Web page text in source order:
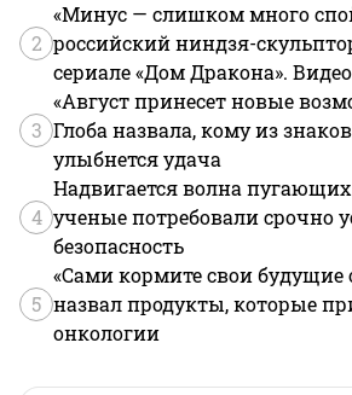
2
«Минус — слишком много
российский ниндзя-
сериале «Дом Дракона». Видео
3
«Август принесет новые
Глоба назвала, кому из
улыбнется удача
4
Надвигается волна
ученые потребовали срочно
безопасность
5
«Сами кормите свои будущие
назвал продукты, которые
онкологии